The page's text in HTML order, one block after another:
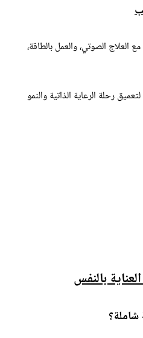
الصوتي، والعمل بالطاقة،
الرعاية الذاتية والنمو
بالنفس